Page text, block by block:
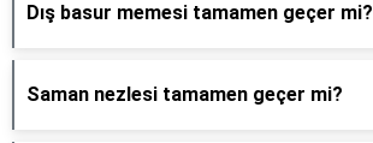
Dış basur memesi tamamen geçer mi?
Saman nezlesi tamamen geçer mi?